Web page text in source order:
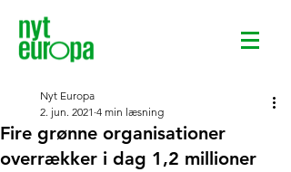
Fire grønne organisationer
overrækker i dag 1,2 millioner
Nyt Europa
2. jun. 2021 4 min læsning